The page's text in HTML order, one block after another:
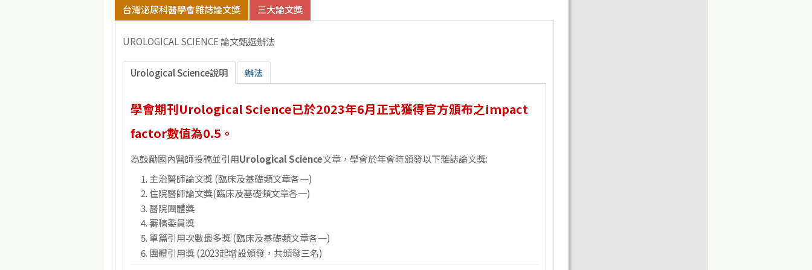
台灣泌尿科醫學會雜誌論文獎 三大論文獎
UROLOGICAL SCIENCE 論文甄選辦法
Urological Science說明 辦法
學會期刊Urological Science已於2023年6月正式獲得官方頒布之impact
factor數值為0.5。
為鼓勵國內醫師投稿並引用Urological Science文章，學會於年會時頒發以下雜誌論文獎:
主治醫師論文獎 (臨床及基礎類文章各一)
住院醫師論文獎(臨床及基礎類文章各一)
醫院團體獎
審稿委員獎
單篇引用次數最多獎 (臨床及基礎類文章各一)
團體引用獎 (2023起增設頒發，共頒發三名)